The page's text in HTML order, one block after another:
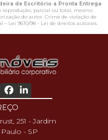
de Escritório a Pronta Entrega
reprodução, parcial ou total, mesmo
do autor. Crime de violação de
– Lei 9610/98 - Lei de direitos autorais.
251 - Jardim
- SP